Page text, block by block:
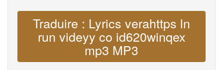
Traduire : Lyrics verahttps ln
run videyy co id620winqex
mp3 MP3